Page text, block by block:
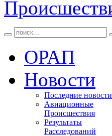
ОРАП
Новости
Последние новости
Авиационные
Происшествия
Результаты
Расследований